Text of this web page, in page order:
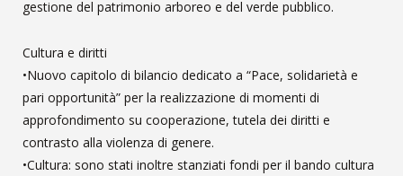
gestione del patrimonio arboreo e del verde pubblico.
Cultura e diritti
•Nuovo capitolo di bilancio dedicato a “Pace, solidarietà e
pari opportunità” per la realizzazione di momenti di
approfondimento su cooperazione, tutela dei diritti e
contrasto alla violenza di genere.
•Cultura: sono stati inoltre stanziati fondi per il bando cultura